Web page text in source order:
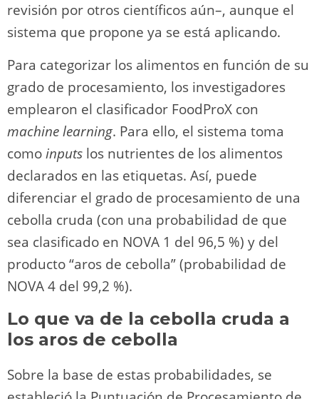
revisión por otros científicos aún–, aunque el
sistema que propone ya se está aplicando.
Para categorizar los alimentos en función de su
grado de procesamiento, los investigadores
emplearon el clasificador FoodProX con
machine learning. Para ello, el sistema toma
comoinputs los nutrientes de los alimentos
declarados en las etiquetas. Así, puede
diferenciar el grado de procesamiento de una
cebolla cruda (con una probabilidad de que
sea clasificado en NOVA 1 del 96,5 %) y del
producto “aros de cebolla” (probabilidad de
NOVA 4 del 99,2 %).
Lo que va de la cebolla cruda a
los aros de cebolla
Sobre la base de estas probabilidades, se